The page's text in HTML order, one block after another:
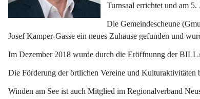
Turnsaal errichtet und am 5.
Die Gemeindescheune
Josef Kamper-Gasse ein neues Zuhause gefunden und
Im Dezember 2018 wurde durch die Eröffnunng der
Die Förderung der örtlichen Vereine und
Winden am See ist auch Mitglied im Regionalverband